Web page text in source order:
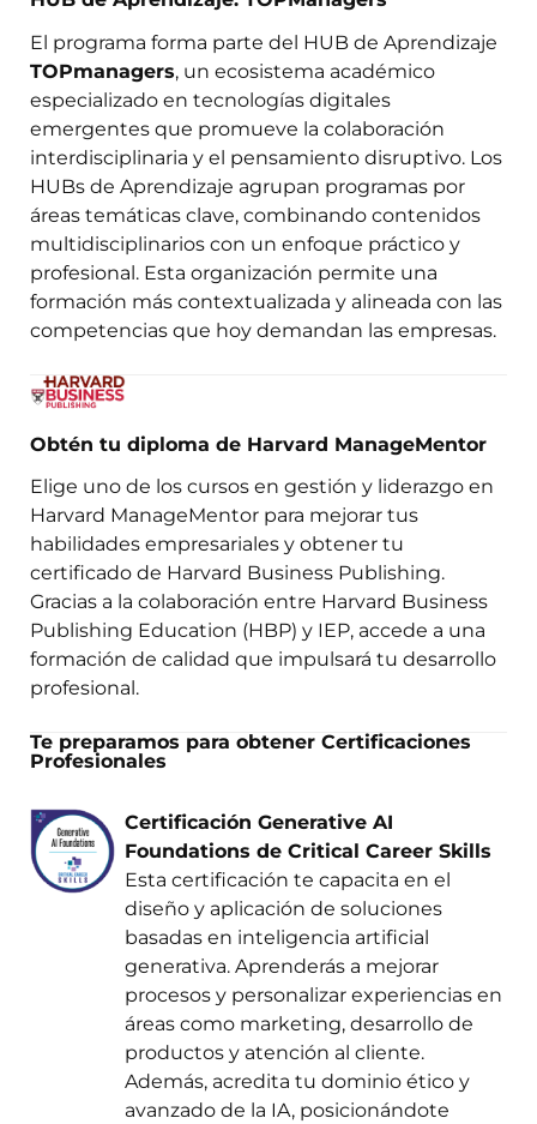
El programa forma parte del HUB de Aprendizaje
TOPmanagers, un ecosistema académico
especializado en tecnologías digitales
emergentes que promueve la colaboración
interdisciplinaria y el pensamiento disruptivo. Los
HUBs de Aprendizaje agrupan programas por
áreas temáticas clave, combinando contenidos
multidisciplinarios con un enfoque práctico y
profesional. Esta organización permite una
formación más contextualizada y alineada con las
competencias que hoy demandan las empresas.
Obtén tu diploma de Harvard ManageMentor
Elige uno de los cursos en gestión y liderazgo en
Harvard ManageMentor para mejorar tus
habilidades empresariales y obtener tu
certificado de Harvard Business Publishing.
Gracias a la colaboración entre Harvard Business
Publishing Education (HBP) y IEP, accede a una
formación de calidad que impulsará tu desarrollo
profesional.
Te preparamos para obtener Certificaciones
Profesionales
Certificación Generative AI
Foundations de Critical Career Skills
Esta certificación te capacita en el
diseño y aplicación de soluciones
basadas en inteligencia artificial
generativa. Aprenderás a mejorar
procesos y personalizar experiencias en
áreas como marketing, desarrollo de
productos y atención al cliente.
Además, acredita tu dominio ético y
avanzado de la IA, posicionándote